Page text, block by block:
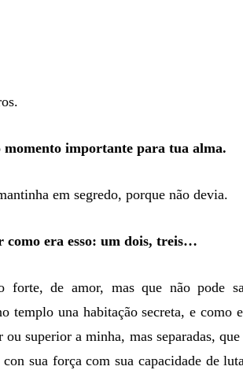
importante para tua alma.
em segredo, porque não devia.
era esso: um dois, treis…
de amor, mas que não pode
templo una habitação secreta, e como
superior a minha, mas separadas,
sua força com sua capacidade de